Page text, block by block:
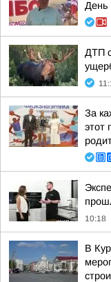
День
ДТП
За
этот
10:18
В